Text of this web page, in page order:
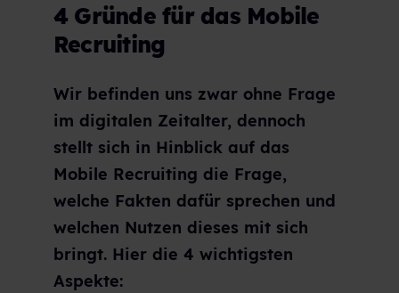
4 Gründe für das Mobile
Recruiting
Wir befinden uns zwar ohne Frage
im digitalen Zeitalter, dennoch
stellt sich in Hinblick auf das
Mobile Recruiting die Frage,
welche Fakten dafür sprechen und
welchen Nutzen dieses mit sich
bringt. Hier die 4 wichtigsten
Aspekte: